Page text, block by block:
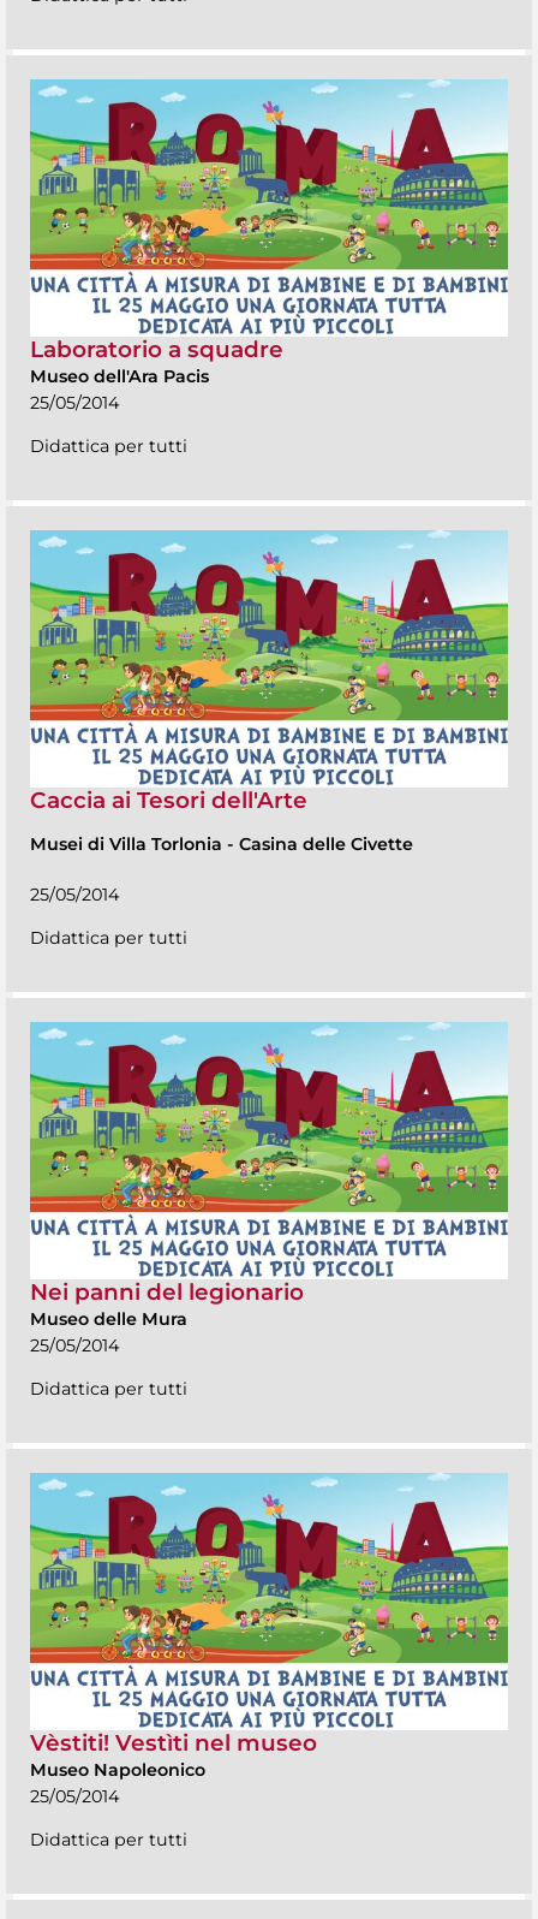
Laboratorio a squadre
Museo dell'Ara Pacis
25/05/2014
Didattica per tutti
Caccia ai Tesori dell'Arte
Musei di Villa Torlonia - Casina delle Civette
25/05/2014
Didattica per tutti
Nei panni del legionario
Museo delle Mura
25/05/2014
Didattica per tutti
Vèstiti! Vestìti nel museo
Museo Napoleonico
25/05/2014
Didattica per tutti